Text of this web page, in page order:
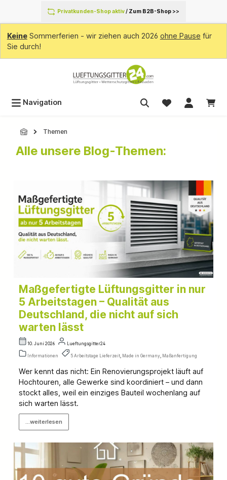
springen Privatkunden-Shop aktiv/ Zum B2B-Shop >>
KeineSommerferien - wir ziehen auch 2026 ohne Pause für
Sie durch!
Navigation
Themen
Alle unsere Blog-Themen:
Maßgefertigte Lüftungsgitter in nur
5 Arbeitstagen – Qualität aus
Deutschland, die nicht auf sich
warten lässt
10. Juni 2026 Lueftungsgitter24
Informationen 5 Arbeitstage Lieferzeit, Made in Germany, Maßanfertigung
Wer kennt das nicht: Ein Renovierungsprojekt läuft auf
Hochtouren, alle Gewerke sind koordiniert – und dann
stockt alles, weil ein einziges Bauteil wochenlang auf
sich warten lässt.
...weiterlesen